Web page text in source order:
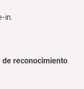
in.
de reconocimiento.